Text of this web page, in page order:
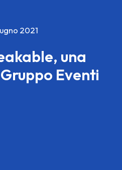
2021
una
Eventi